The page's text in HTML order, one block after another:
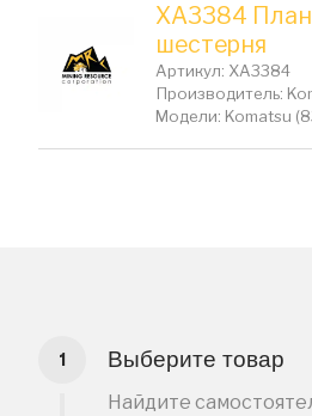
XA3384
шестерня
Артикул: XA3384
Производитель:
Модели: Komatsu
Выберите товар
Найдите